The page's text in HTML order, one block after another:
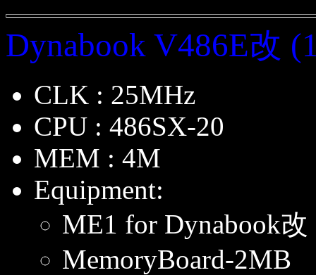
Dynabook V486E改
CLK : 25MHz
CPU : 486SX-20
MEM : 4M
Equipment:
ME1 for Dynabook
MemoryBoard-2MB